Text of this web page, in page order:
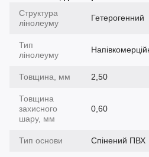
Структура
лінолеуму
Гетерогенний
Тип
лінолеуму
Товщина, мм 2,50
Товщина
захисного
шару, мм
0,60
Тип основи Спінений ПВХ